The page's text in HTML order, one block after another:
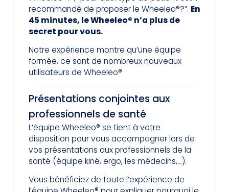
recommandé de proposer le Wheeleo®?”. En
45 minutes, le Wheeleo® n’a plus de
secret pour vous.
Notre expérience montre qu’une équipe
formée, ce sont de nombreux nouveaux
utilisateurs de Wheeleo®
Présentations conjointes aux
professionnels de santé
L’équipe Wheeleo® se tient à votre
disposition pour vous accompagner lors de
vos présentations aux professionnels de la
santé (équipe kiné, ergo, les médecins,…).
Vous bénéficiez de toute l’expérience de